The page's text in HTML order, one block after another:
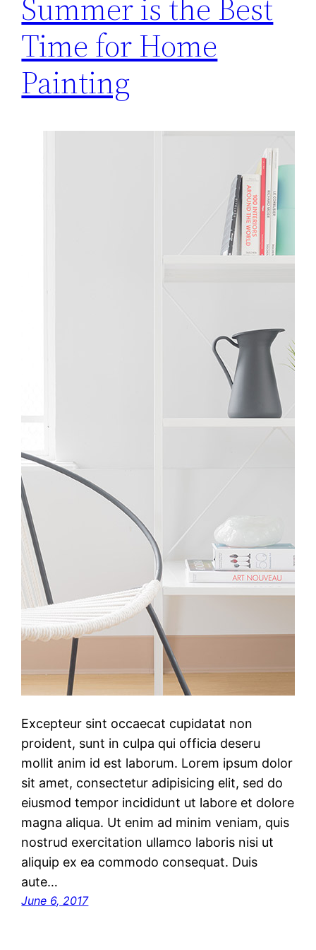
Summer is the Best
Time for Home
Painting
Excepteur sint occaecat cupidatat non
proident, sunt in culpa qui officia deseru
mollit anim id est laborum. Lorem ipsum dolor
sit amet, consectetur adipisicing elit, sed do
eiusmod tempor incididunt ut labore et dolore
magna aliqua. Ut enim ad minim veniam, quis
nostrud exercitation ullamco laboris nisi ut
aliquip ex ea commodo consequat. Duis
aute…
June 6, 2017